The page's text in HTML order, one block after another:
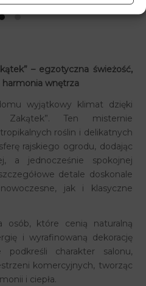
– egzotyczna świeżość,
harmonia wnętrza
wyjątkowy klimat dzięki
Zakątek”. Ten misternie
roślin i delikatnych
rajskiego ogrodu, dodając
a jednocześnie spokojnej
detale doskonale
jak i klasyczne
osób, które cenią naturalną
i wyrafinowaną dekorację
podkreśli charakter salonu,
komercyjnych, tworząc
i ciepła.